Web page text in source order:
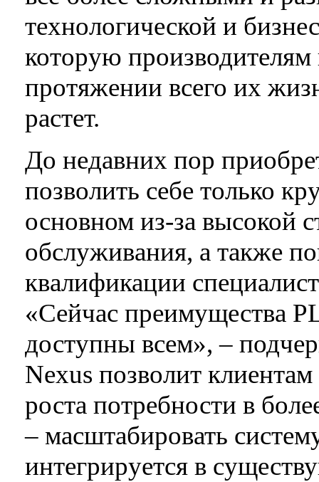
технологической и
которую производителям
протяжении всего их
растет.
До недавних пор
позволить себе только
основном из-за высокой
обслуживания, а также
квалификации
«Сейчас преимущества
доступны всем», –
Nexus позволит
роста потребности в
– масштабировать
интегрируется в